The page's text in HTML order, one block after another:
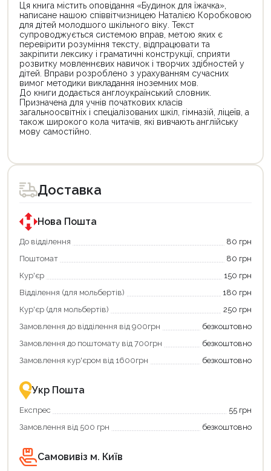
Ця книга містить оповідання «Будинок для їжачка»,
написане нашою співвітчизницею Наталією Коробковою
для дітей молодшого шкільного віку. Текст
супроводжується системою вправ, метою яких є
перевірити розуміння тексту, відпрацювати та
закріпити лексику і граматичні конструкції, сприяти
розвитку мовленнєвих навичок і творчих здібностей у
дітей. Вправи розроблено з урахуванням сучасних
вимог методики викладання іноземних мов.
До книги додається англо­український словник.
Призначена для учнів початкових класів
загальноосвітніх і спеціалізованих шкіл, гімназій, ліцеїв, а
також широкого кола читачів, які вивчають англійську
мову самостійно.
товар
для
покупки
державною
програмою
«Національний
кешбек».
покупку
«Національний
кешбек»
та
отримуйте
повернення
Економте
більше
-
із
державною
підтримкою!
Доставка
Нова Пошта
До відділення
80 грн
Поштомат
80 грн
Кур'єр
150 грн
Відділення (для мольбертів)
180 грн
Кур'єр (для мольбертів)
250 грн
Замовлення до відділення від 900грн
безкоштовно
Замовлення до поштомату від 700грн
безкоштовно
Замовлення кур'єром від 1600грн
безкоштовно
Укр Пошта
Експрес
55 грн
Замовлення від 500 грн
безкоштовно
Самовивіз м. Київ